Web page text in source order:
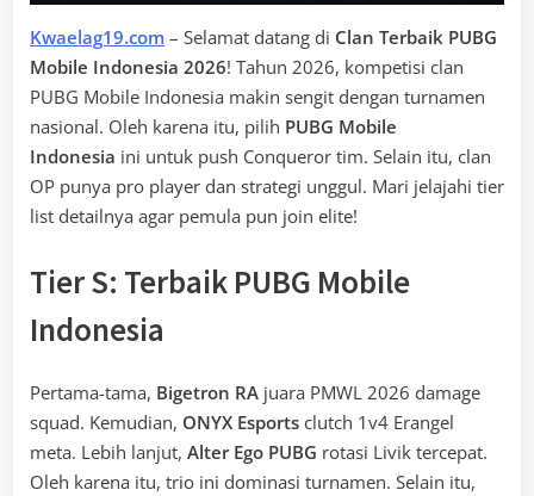
Kwaelag19.com – Selamat datang di Clan Terbaik PUBG
Mobile Indonesia 2026! Tahun 2026, kompetisi clan
PUBG Mobile Indonesia makin sengit dengan turnamen
nasional. Oleh karena itu, pilih PUBG Mobile
Indonesia ini untuk push Conqueror tim. Selain itu, clan
OP punya pro player dan strategi unggul. Mari jelajahi tier
list detailnya agar pemula pun join elite!
Tier S: Terbaik PUBG Mobile
Indonesia
Pertama-tama, Bigetron RA juara PMWL 2026 damage
squad. Kemudian, ONYX Esports clutch 1v4 Erangel
meta. Lebih lanjut, Alter Ego PUBG rotasi Livik tercepat.
Oleh karena itu, trio ini dominasi turnamen. Selain itu,